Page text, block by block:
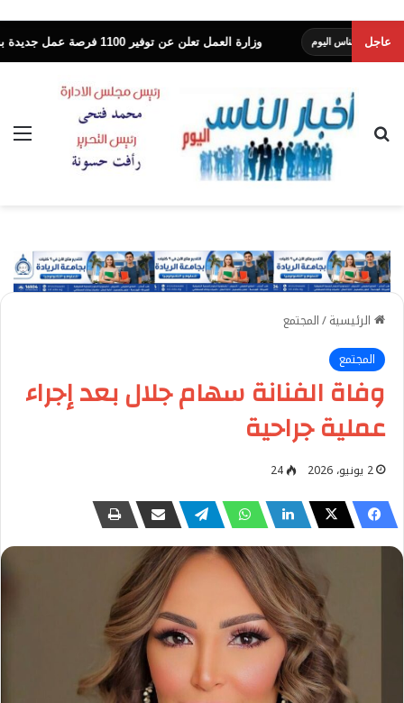
عاجل وزارة العمل تعلن عن توفير 1100 فرصة عمل جديدة بشركة النساجون الشرقيون
بحث عن
الرئيسية/المجتمع
المجتمع
وفاة الفنانة سهام جلال بعد إجراء
عملية جراحية
2 يونيو، 2026 24